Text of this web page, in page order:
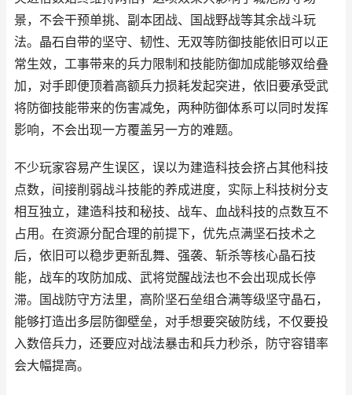
景，不会干预单挑、副本团战、国战野战等其余战斗玩
法。晶石自带的坚守、韧性、无双等防御技能依旧可以正
常生效，工事带来的兵力限制和技能防御加成能够双给叠
加，对手即便顶着高额兵力损耗发起突进，依旧要承受武
将防御技能带来的伤害减免，两种防御体系可以同时发挥
影响，不会出现一方覆盖另一方的难题。
不少玩家容易产生误区，误以为建造科技会挤占其他科技
点数，间接削弱战斗技能的养成进度，实际上科技树分支
相互独立，建造科技和秘技、战车、血战科技的点数互不
占用。在资源分配合理的前提下，优先点满坚石技术之
后，依旧可以稳步更新乱舞、强袭、斩杀等核心晶石技
能，战车的攻防加成、武将觉醒战法也不会出现成长停
滞。国战防守方法里，高阶坚石垒组合满等级坚守晶石，
能够打造出多层防御壁垒，对手想要突破防线，不仅要投
入数倍兵力，还要应对战法暴击和兵力秒杀，防守容错率
会大幅提高。